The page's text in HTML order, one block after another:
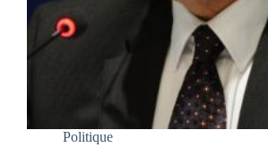
Politique